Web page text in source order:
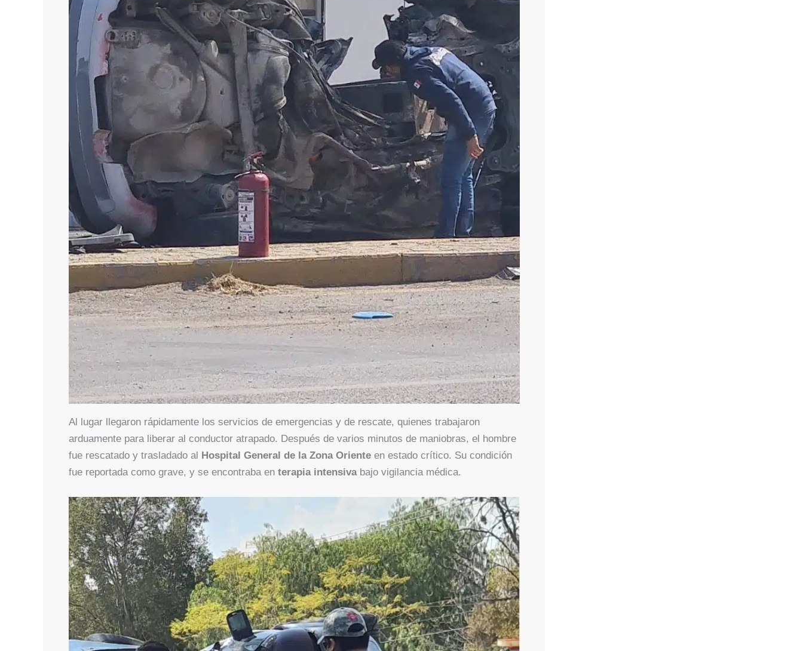
Al lugar llegaron rápidamente los servicios de emergencias y de rescate, quienes trabajaron
arduamente para liberar al conductor atrapado. Después de varios minutos de maniobras, el hombre
fue rescatado y trasladado al Hospital General de la Zona Orienteen estado crítico. Su condición
fue reportada como grave, y se encontraba en terapia intensivabajo vigilancia médica.